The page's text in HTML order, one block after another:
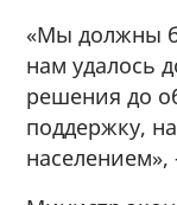
«Мы должны
нам удалось
решения до
поддержку,